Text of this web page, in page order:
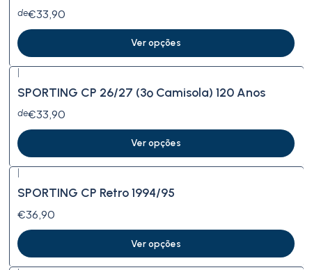
de€33,90
Ver opções
|
SPORTING CP 26/27 (3º Camisola) 120 Anos
de€33,90
Ver opções
SPORTING CP Retro 1994/95
€36,90
Ver opções